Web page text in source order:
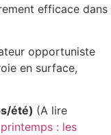
efficace dans
opportuniste
en surface,
été) (A lire
: les